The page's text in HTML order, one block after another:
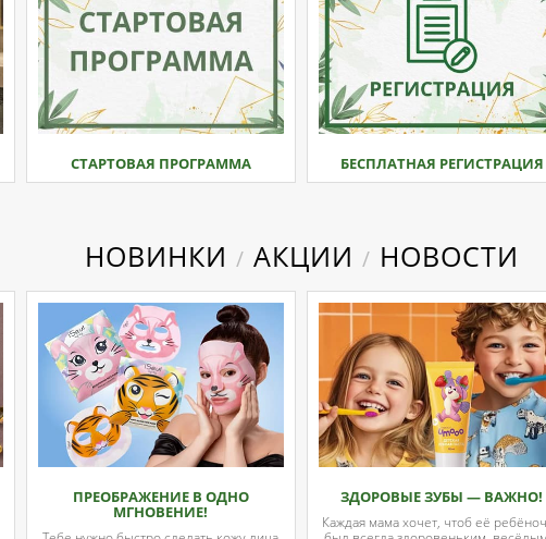
СТАРТОВАЯ ПРОГРАММА БЕСПЛАТНАЯ РЕГИСТРАЦИЯ
НОВИНКИ / АКЦИИ / НОВОСТИ
ПРЕОБРАЖЕНИЕ В ОДНО
МГНОВЕНИЕ!
ЗДОРОВЫЕ ЗУБЫ — ВАЖНО!
Каждая мама хочет, чтоб её